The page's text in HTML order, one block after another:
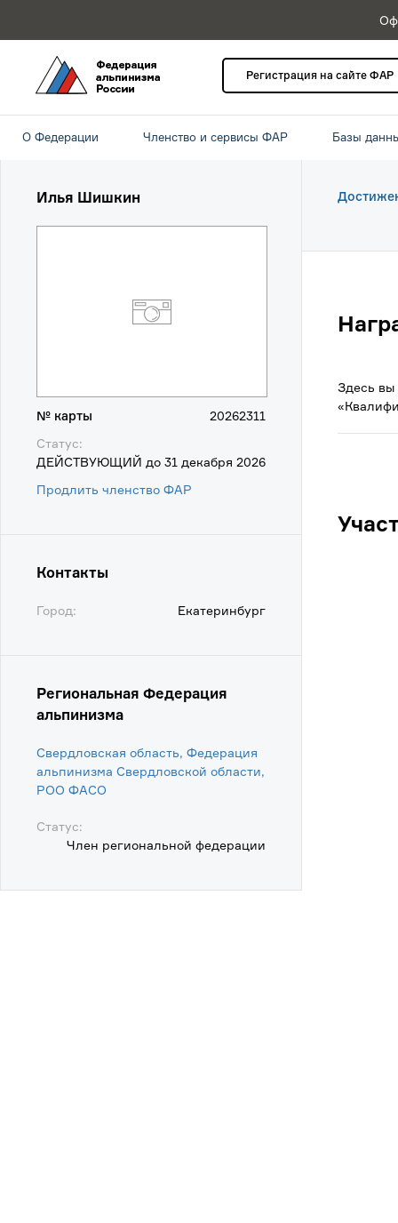
Регистрация на сайте ФАР
О Федерации Членство и сервисы ФАР Базы
Илья Шишкин
№ карты
20262311
Статус:
ДЕЙСТВУЮЩИЙ до 31 декабря 2026
Продлить членство ФАР
Контакты
Город: Екатеринбург
Региональная Федерация
альпинизма
Свердловская область, Федерация
альпинизма Свердловской области,
POO ФАСО
Статус:
Член региональной федерации
Здесь вы